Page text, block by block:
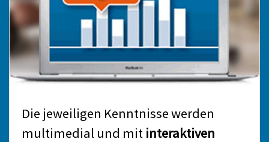
Die jeweiligen Kenntnisse werden
multimedial und mit interaktiven